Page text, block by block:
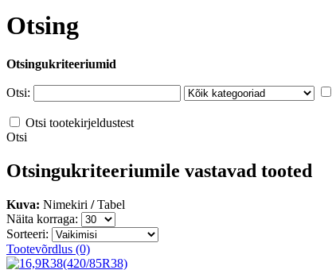
Otsing
Otsingukriteeriumid
Otsi:
Otsi tootekirjeldustest
Otsi
Otsingukriteeriumile vastavad tooted
Kuva: Nimekiri / Tabel
Näita korraga:
Sorteeri:
Tootevõrdlus (0)